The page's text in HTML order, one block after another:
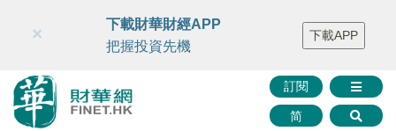
財華智庫網 FINTV FINMETA 財華證券 媒體矩陣
智庫沙龍
聯絡我們
訂閱
简
×
下載財華財經APP
把握投資先機
下載APP